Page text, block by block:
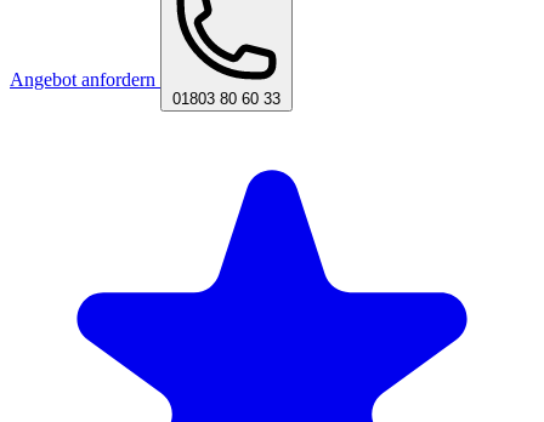
Angebot anfordern
01803 80 60 33